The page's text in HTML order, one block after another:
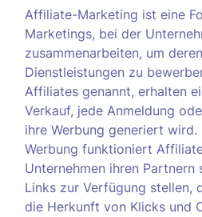
Affiliate-Marketing ist eine
Marketings, bei der
zusammenarbeiten, um
Dienstleistungen zu
Affiliates genannt, erhalten
Verkauf, jede Anmeldung
ihre Werbung generiert wird.
Werbung funktioniert
Unternehmen ihren Partnern
Links zur Verfügung stellen,
die Herkunft von Klicks und